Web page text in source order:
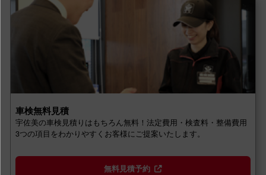
車検無料見積
宇佐美の車検見積りはもちろん無料！法定費用・検査料・整備費用
3つの項目をわかりやすくお客様にご提案いたします。
無料見積予約